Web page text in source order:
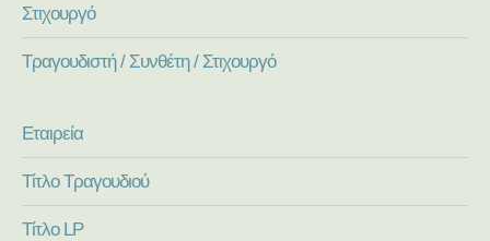
Στιχουργό
Τραγουδιστή / Συνθέτη / Στιχουργό
Εταιρεία
Τίτλο Τραγουδιού
Τίτλο LP